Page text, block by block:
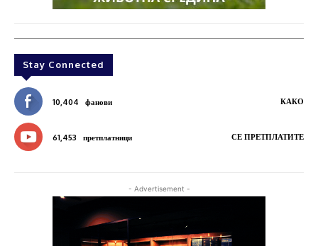
Stay Connected
10,404 фанови КАКО
61,453 претплатници СЕ ПРЕТПЛАТИТЕ
- Advertisement -